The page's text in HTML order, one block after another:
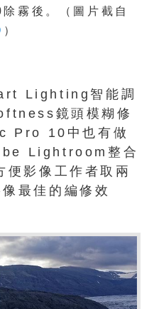
霧後。（圖片截自
）
Lighting智能調
鏡頭模糊修
Pro 10中也有做
Lightroom整合
便影像工作者取兩
最佳的編修效